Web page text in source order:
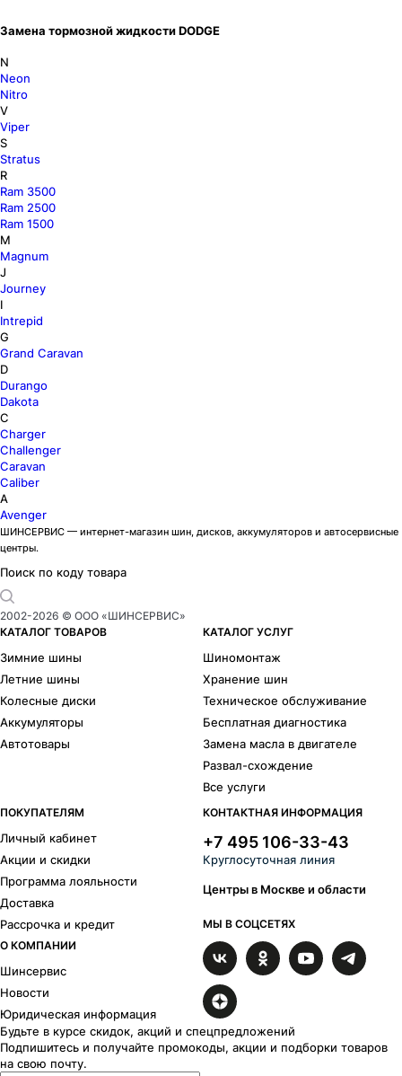
Замена тормозной жидкости DODGE
N
Neon
Nitro
V
Viper
S
Stratus
R
Ram 3500
Ram 2500
Ram 1500
M
Magnum
J
Journey
I
Intrepid
G
Grand Caravan
D
Durango
Dakota
C
Charger
Challenger
Caravan
Caliber
A
Avenger
ШИНСЕРВИС — интернет-магазин шин, дисков, аккумуляторов и автосервисные
центры.
Поиск по коду товара
2002-2026 © ООО «ШИНСЕРВИС»
КАТАЛОГ ТОВАРОВ
Зимние шины
Летние шины
Колесные диски
Аккумуляторы
Автотовары
КАТАЛОГ УСЛУГ
Шиномонтаж
Хранение шин
Техническое обслуживание
Бесплатная диагностика
Замена масла в двигателе
Развал-схождение
Все услуги
ПОКУПАТЕЛЯМ
Личный кабинет
Акции и скидки
Программа лояльности
Доставка
Рассрочка и кредит
О КОМПАНИИ
Шинсервис
Новости
Юридическая информация
КОНТАКТНАЯ ИНФОРМАЦИЯ
+7 495 106-33-43
Круглосуточная линия
Центры в Москве и области
МЫ В СОЦСЕТЯХ
Будьте в курсе скидок, акций и спецпредложений
Подпишитесь и получайте промокоды, акции и подборки товаров
на свою почту.